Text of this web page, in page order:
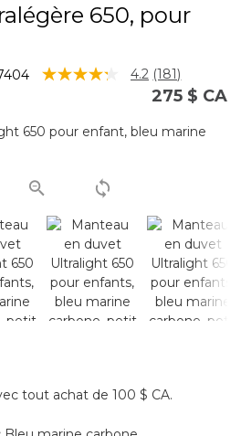
650, pour
5 sur 5 Évaluation des clients
4.2 Lire
les
Lien
(181)
275 $ CA
tout achat de 100 $ CA.